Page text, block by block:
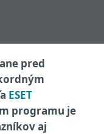
pred
ESET
programu je
aj